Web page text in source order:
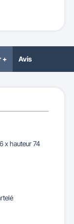
+ Avis
x hauteur 74